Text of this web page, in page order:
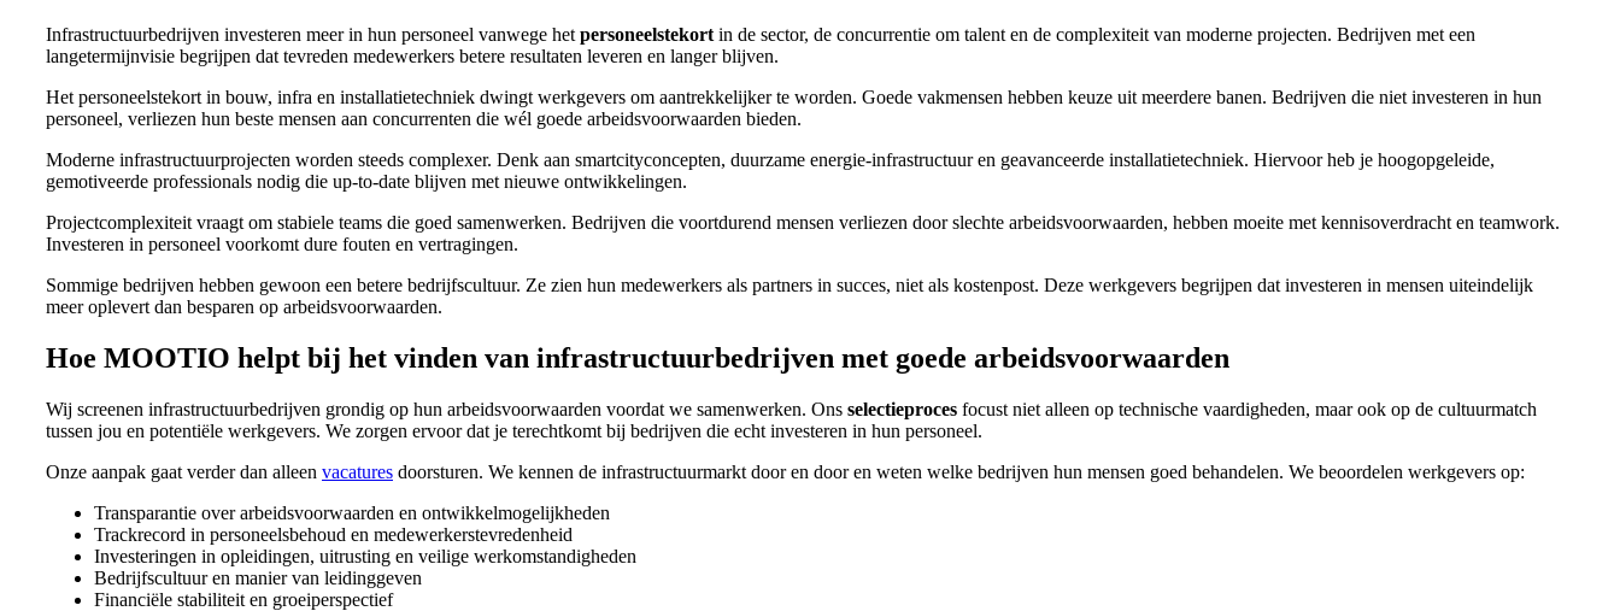
Infrastructuurbedrijven investeren meer in hun personeel vanwege het personeelstekort in de sector, de concurrentie om talent en de complexiteit van moderne projecten. Bedrijven met een
langetermijnvisie begrijpen dat tevreden medewerkers betere resultaten leveren en langer blijven.
Het personeelstekort in bouw, infra en installatietechniek dwingt werkgevers om aantrekkelijker te worden. Goede vakmensen hebben keuze uit meerdere banen. Bedrijven die niet investeren in hun
personeel, verliezen hun beste mensen aan concurrenten die wél goede arbeidsvoorwaarden bieden.
Moderne infrastructuurprojecten worden steeds complexer. Denk aan smartcityconcepten, duurzame energie-infrastructuur en geavanceerde installatietechniek. Hiervoor heb je hoogopgeleide,
gemotiveerde professionals nodig die up-to-date blijven met nieuwe ontwikkelingen.
Projectcomplexiteit vraagt om stabiele teams die goed samenwerken. Bedrijven die voortdurend mensen verliezen door slechte arbeidsvoorwaarden, hebben moeite met kennisoverdracht en teamwork.
Investeren in personeel voorkomt dure fouten en vertragingen.
Sommige bedrijven hebben gewoon een betere bedrijfscultuur. Ze zien hun medewerkers als partners in succes, niet als kostenpost. Deze werkgevers begrijpen dat investeren in mensen uiteindelijk
meer oplevert dan besparen op arbeidsvoorwaarden.
Hoe MOOTIO helpt bij het vinden van infrastructuurbedrijven met goede arbeidsvoorwaarden
Wij screenen infrastructuurbedrijven grondig op hun arbeidsvoorwaarden voordat we samenwerken. Ons selectieproces focust niet alleen op technische vaardigheden, maar ook op de cultuurmatch
tussen jou en potentiële werkgevers. We zorgen ervoor dat je terechtkomt bij bedrijven die echt investeren in hun personeel.
Onze aanpak gaat verder dan alleen vacatures doorsturen. We kennen de infrastructuurmarkt door en door en weten welke bedrijven hun mensen goed behandelen. We beoordelen werkgevers op:
Transparantie over arbeidsvoorwaarden en ontwikkelmogelijkheden
Trackrecord in personeelsbehoud en medewerkerstevredenheid
Investeringen in opleidingen, uitrusting en veilige werkomstandigheden
Bedrijfscultuur en manier van leidinggeven
Financiële stabiliteit en groeiperspectief